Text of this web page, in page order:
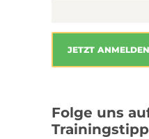
Folge uns